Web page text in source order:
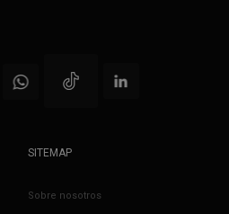
SITEMAP
Sobre nosotros